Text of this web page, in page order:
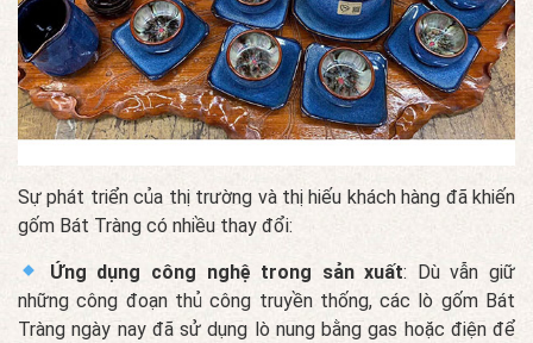
Sự phát triển của thị trường và thị hiếu khách hàng đã khiến
gốm Bát Tràng có nhiều thay đổi:
Ứng dụng công nghệ trong sản xuất: Dù vẫn giữ
những công đoạn thủ công truyền thống, các lò gốm Bát
Tràng ngày nay đã sử dụng lò nung bằng gas hoặc điện để